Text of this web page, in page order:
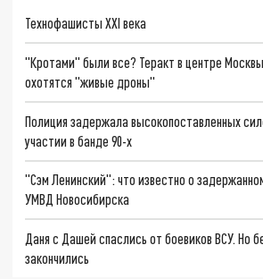
Технофашисты XXI века
"Кротами" были все? Теракт в центре
охотятся "живые дроны"
Полиция задержала высокопоставленных
участии в банде 90-х
"Сэм Ленинский": что известно о
УМВД Новосибирска
Даня с Дашей спаслись от боевиков ВСУ. Но
закончились